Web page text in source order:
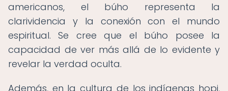
americanos, el búho representa la
clarividencia y la conexión con el mundo
espiritual. Se cree que el búho posee la
capacidad de ver más allá de lo evidente y
revelar la verdad oculta.
Además, en la cultura de los indígenas hopi,